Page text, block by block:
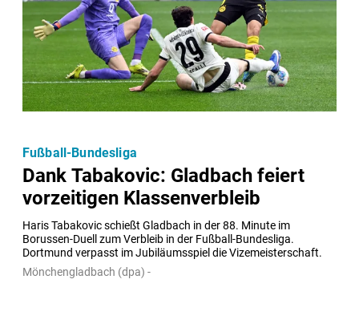
Dank Tabakovic: Gladbach feiert
vorzeitigen Klassenverbleib
Haris Tabakovic schießt Gladbach in der 88. Minute im
Borussen-Duell zum Verbleib in der Fußball-Bundesliga.
Dortmund verpasst im Jubiläumsspiel die Vizemeisterschaft.
Fußball-Bundesliga
Mönchengladbach (dpa) -